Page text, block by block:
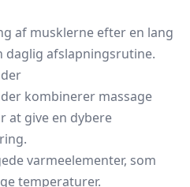
af musklerne efter en lang
daglig afslapningsrutine.
kombinerer massage
at give en dybere
varmeelementer, som
temperaturer.